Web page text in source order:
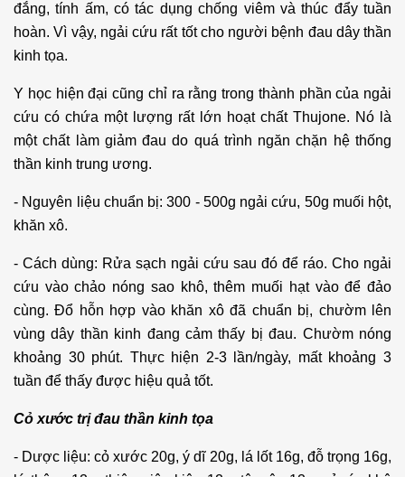
đắng, tính ấm, có tác dụng chống viêm và thúc đẩy tuần
hoàn. Vì vậy, ngải cứu rất tốt cho người bệnh đau dây thần
kinh tọa.
Y học hiện đại cũng chỉ ra rằng trong thành phần của ngải
cứu có chứa một lượng rất lớn hoạt chất Thujone. Nó là
một chất làm giảm đau do quá trình ngăn chặn hệ thống
thần kinh trung ương.
- Nguyên liệu chuẩn bị: 300 - 500g ngải cứu, 50g muối hột,
khăn xô.
- Cách dùng: Rửa sạch ngải cứu sau đó để ráo. Cho ngải
cứu vào chảo nóng sao khô, thêm muối hạt vào để đảo
cùng. Đổ hỗn hợp vào khăn xô đã chuẩn bị, chườm lên
vùng dây thần kinh đang cảm thấy bị đau. Chườm nóng
khoảng 30 phút. Thực hiện 2-3 lần/ngày, mất khoảng 3
tuần để thấy được hiệu quả tốt.
Cỏ xước trị đau thần kinh tọa
- Dược liệu: cỏ xước 20g, ý dĩ 20g, lá lốt 16g, đỗ trọng 16g,